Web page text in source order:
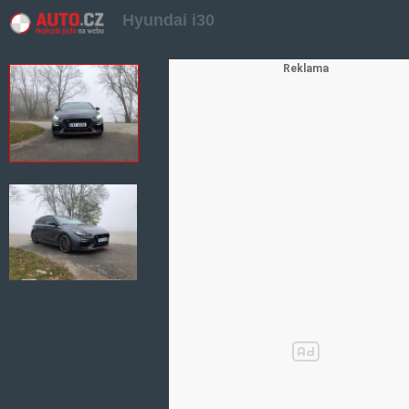
Hyundai i30